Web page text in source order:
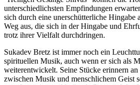
unterschiedlichsten Empfindungen
sich durch eine unerschütterliche Hingabe
Weg aus, die sich in der Hingabe und
trotz ihrer Vielfalt durchdringen.
Sukadev Bretz ist immer noch ein
spirituellen Musik, auch wenn er sich als
weiterentwickelt. Seine Stücke erinnern
zwischen Musik und menschlichem Geist